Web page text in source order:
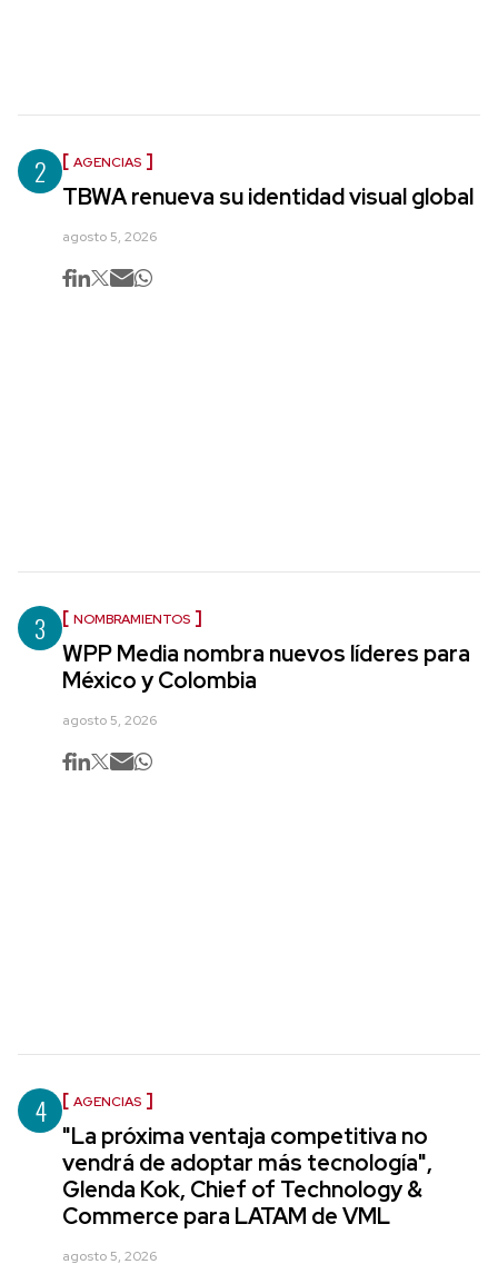
2 AGENCIAS
TBWA renueva su identidad visual global
agosto 5, 2026
3 NOMBRAMIENTOS
WPP Media nombra nuevos líderes para
México y Colombia
agosto 5, 2026
4 AGENCIAS
"La próxima ventaja competitiva no
vendrá de adoptar más tecnología",
Glenda Kok, Chief of Technology &
Commerce para LATAM de VML
agosto 5, 2026